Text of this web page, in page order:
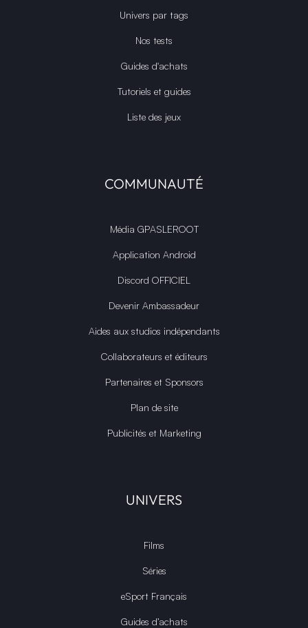
Univers par tags
Nos tests
Guides d'achats
Tutoriels et guides
Liste des jeux
COMMUNAUTÉ
Média GPASLEROOT
Application Android
Discord OFFICIEL
Devenir Ambassadeur
Aides aux studios indépendants
Collaborateurs et éditeurs
Partenaires et Sponsors
Plan de site
Publicités et Marketing
UNIVERS
Films
Séries
eSport Français
Guides d’achats